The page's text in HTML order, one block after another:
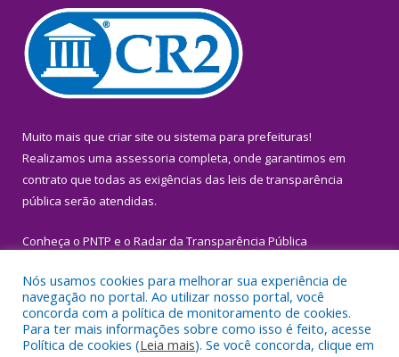
Muito mais que criar site ou sistema para prefeituras!
Realizamos uma assessoria completa, onde garantimos em
contrato que todas as exigências das leis de transparência
pública serão atendidas.
Conheça o PNTP e o Radar da Transparência Pública
Todos os direitos reservados a Prefeitura Municipal de Igarapé-
Miri.
Nós usamos cookies para melhorar sua experiência de
navegação no portal. Ao utilizar nosso portal, você
concorda com a política de monitoramento de cookies.
Para ter mais informações sobre como isso é feito, acesse
Política de cookies (Leia mais). Se você concorda, clique em